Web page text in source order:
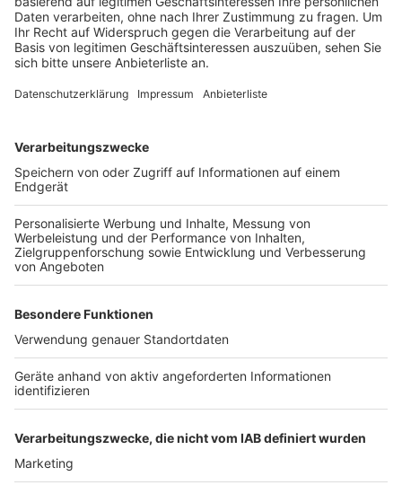
Anzeige
Wir benötigen Ihre
Zustimmung, um den YouTube
Wir verwenden einen Service eines
Drittanbieters, um Videoinhalte
einzubetten. Dieser Service kann
Daten zu Ihren Aktivitäten
sammeln. Bitte lesen Sie die
Details durch und stimmen Sie der
Nutzung des Service zu, um dieses
Video anzusehen.
Mehr Informationen
"20s" vom upcoming Superstar: Bow Anderson
Anzeige